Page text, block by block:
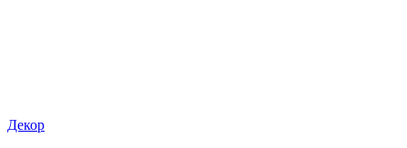
Декор